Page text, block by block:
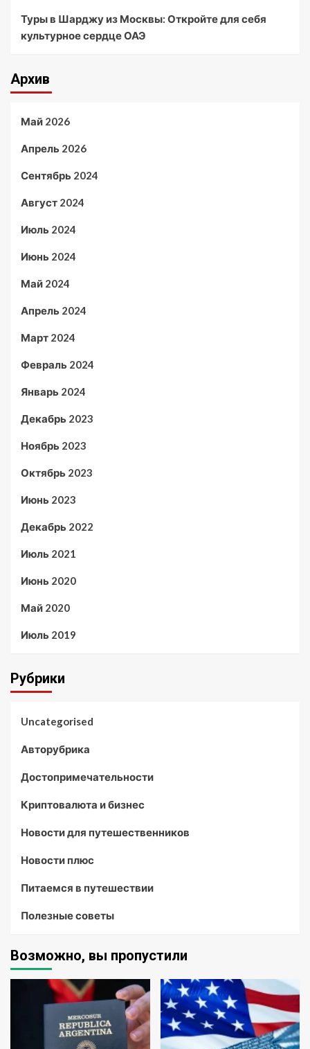
Туры в Шарджу из Москвы: Откройте для себя
культурное сердце ОАЭ
Архив
Май 2026
Апрель 2026
Сентябрь 2024
Август 2024
Июль 2024
Июнь 2024
Май 2024
Апрель 2024
Март 2024
Февраль 2024
Январь 2024
Декабрь 2023
Ноябрь 2023
Октябрь 2023
Июнь 2023
Декабрь 2022
Июль 2021
Июнь 2020
Май 2020
Июль 2019
Рубрики
Uncategorised
Авторубрика
Достопримечательности
Криптовалюта и бизнес
Новости для путешественников
Новости плюс
Питаемся в путешествии
Полезные советы
Возможно, вы пропустили